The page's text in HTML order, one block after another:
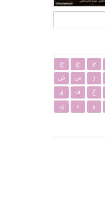
ج چ
ح
ژ س
ش
غ ف
ق
و ه ی